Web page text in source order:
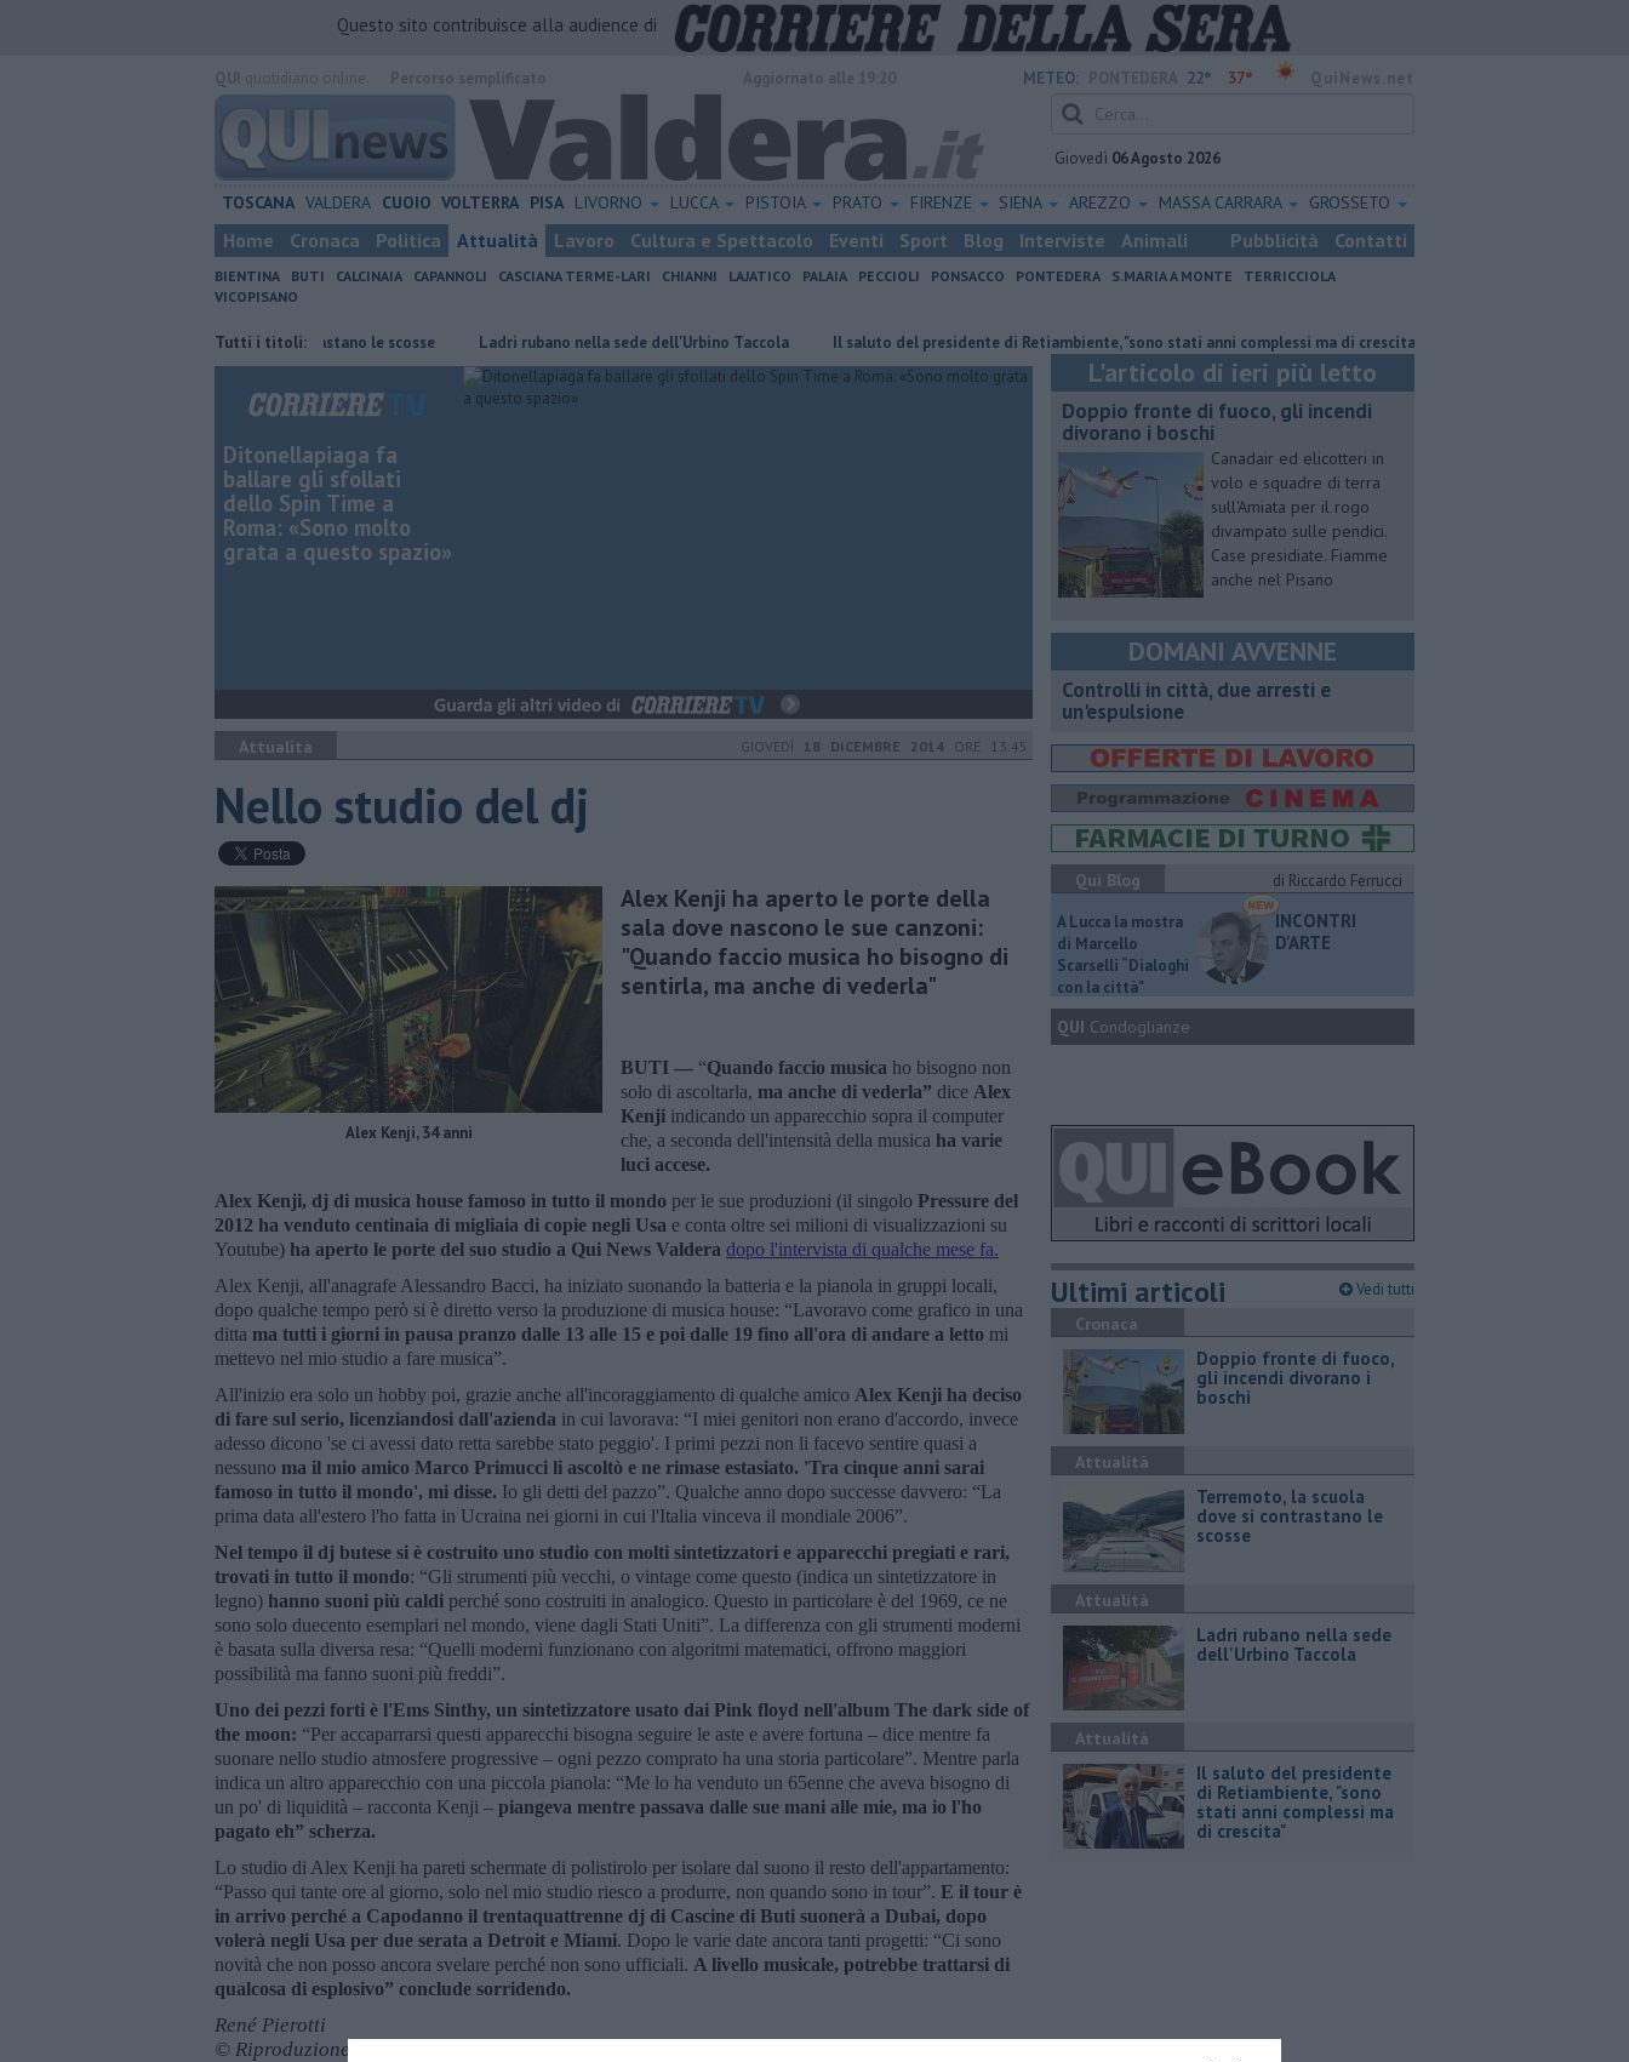
Questo sito contribuisce alla audience di
METEO: 22° 37°
Giovedì 06 Agosto 2026
TOSCANA VALDERA CUOIO VOLTERRA PISA LIVORNO LUCCA PISTOIA PRATO FIRENZE SIENA AREZZO MASSA CARRARA GROSSETO
Home Cronaca Politica Attualità Lavoro Cultura e Spettacolo Eventi Sport Blog Interviste Animali Pubblicità Contatti
BIENTINA BUTI CALCINAIA CAPANNOLI CASCIANA TERME-LARI CHIANNI LAJATICO PALAIA PECCIOLI PONSACCO PONTEDERA S.MARIA A MONTE
TERRICCIOLA
VICOPISANO
Tutti i titoli:
la scuola dove si contrastano le scosse Ladri rubano nella sede dell'Urbino Taccola Il saluto del presidente di Retiambiente, "sono stati anni complessi ma di crescita" Doppio fronte di fuoco, gli
Ditonellapiaga fa
ballare gli sfollati
dello Spin Time a
Roma: «Sono molto
grata a questo spazio»
Attualità GIOVEDÌ 18 DICEMBRE 2014 ORE 13:45
Nello studio del dj
Alex Kenji, 34 anni
Alex Kenji ha aperto le porte della
sala dove nascono le sue canzoni:
"Quando faccio musica ho bisogno di
sentirla, ma anche di vederla"
BUTI — “Quando faccio musica ho bisogno non
solo di ascoltarla, ma anche di vederla” dice Alex
Kenji indicando un apparecchio sopra il computer
che, a seconda dell'intensità della musica ha varie
luci accese.
Alex Kenji, dj di musica house famoso in tutto il mondo per le sue produzioni (il singolo Pressure del
2012 ha venduto centinaia di migliaia di copie negli Usa e conta oltre sei milioni di visualizzazioni su
Youtube) ha aperto le porte del suo studio a Qui News Valdera dopo l'intervista di qualche mese fa.
Alex Kenji, all'anagrafe Alessandro Bacci, ha iniziato suonando la batteria e la pianola in gruppi locali,
dopo qualche tempo però si è diretto verso la produzione di musica house: “Lavoravo come grafico in una
ditta ma tutti i giorni in pausa pranzo dalle 13 alle 15 e poi dalle 19 fino all'ora di andare a letto mi
mettevo nel mio studio a fare musica”.
All'inizio era solo un hobby poi, grazie anche all'incoraggiamento di qualche amico Alex Kenji ha deciso
di fare sul serio, licenziandosi dall'azienda in cui lavorava: “I miei genitori non erano d'accordo, invece
adesso dicono 'se ci avessi dato retta sarebbe stato peggio'. I primi pezzi non li facevo sentire quasi a
nessuno ma il mio amico Marco Primucci li ascoltò e ne rimase estasiato. 'Tra cinque anni sarai
famoso in tutto il mondo', mi disse. Io gli detti del pazzo”. Qualche anno dopo successe davvero: “La
prima data all'estero l'ho fatta in Ucraina nei giorni in cui l'Italia vinceva il mondiale 2006”.
Nel tempo il dj butese si è costruito uno studio con molti sintetizzatori e apparecchi pregiati e rari,
trovati in tutto il mondo: “Gli strumenti più vecchi, o vintage come questo (indica un sintetizzatore in
legno) hanno suoni più caldi perché sono costruiti in analogico. Questo in particolare è del 1969, ce ne
sono solo duecento esemplari nel mondo, viene dagli Stati Uniti”. La differenza con gli strumenti moderni
è basata sulla diversa resa: “Quelli moderni funzionano con algoritmi matematici, offrono maggiori
possibilità ma fanno suoni più freddi”.
Uno dei pezzi forti è l'Ems Sinthy, un sintetizzatore usato dai Pink floyd nell'album The dark side of
the moon: “Per accaparrarsi questi apparecchi bisogna seguire le aste e avere fortuna – dice mentre fa
suonare nello studio atmosfere progressive – ogni pezzo comprato ha una storia particolare”. Mentre parla
indica un altro apparecchio con una piccola pianola: “Me lo ha venduto un 65enne che aveva bisogno di
un po' di liquidità – racconta Kenji – piangeva mentre passava dalle sue mani alle mie, ma io l'ho
pagato eh” scherza.
Lo studio di Alex Kenji ha pareti schermate di polistirolo per isolare dal suono il resto dell'appartamento:
“Passo qui tante ore al giorno, solo nel mio studio riesco a produrre, non quando sono in tour”. E il tour è
in arrivo perché a Capodanno il trentaquattrenne dj di Cascine di Buti suonerà a Dubai, dopo
volerà negli Usa per due serata a Detroit e Miami. Dopo le varie date ancora tanti progetti: “Ci sono
novità che non posso ancora svelare perché non sono ufficiali. A livello musicale, potrebbe trattarsi di
qualcosa di esplosivo” conclude sorridendo.
René Pierotti
© Riproduzione riservata
L'articolo di ieri più letto
Doppio fronte di fuoco, gli incendi
divorano i boschi
Canadair ed elicotteri in
volo e squadre di terra
sull'Amiata per il rogo
divampato sulle pendici.
Case presidiate. Fiamme
anche nel Pisano
DOMANI AVVENNE
Controlli in città, due arresti e
un'espulsione
Qui Blog
di Riccardo Ferrucci
A Lucca la mostra
di Marcello
Scarselli “Dialoghi
con la città"
INCONTRI
D'ARTE
QUI Condoglianze
Ultimi articoli Vedi tutti
Cronaca
Doppio fronte di fuoco,
gli incendi divorano i
boschi
Attualità
Terremoto, la scuola
dove si contrastano le
scosse
Attualità
Ladri rubano nella sede
dell'Urbino Taccola
Attualità
Il saluto del presidente
di Retiambiente, "sono
stati anni complessi ma
di crescita"